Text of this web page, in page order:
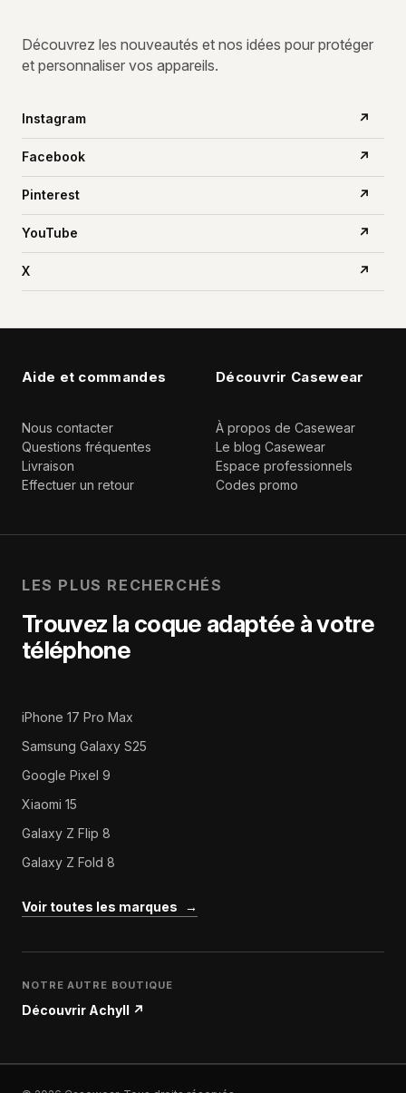
Découvrez les nouveautés et nos idées pour protéger
et personnaliser vos appareils.
Instagram ↗
Facebook ↗
Pinterest ↗
YouTube ↗
X ↗
Aide et commandes
Nous contacter
Questions fréquentes
Livraison
Effectuer un retour
Découvrir Casewear
À propos de Casewear
Le blog Casewear
Espace professionnels
Codes promo
LES PLUS RECHERCHÉS
Trouvez la coque adaptée à votre
téléphone
iPhone 17 Pro Max
Samsung Galaxy S25
Google Pixel 9
Xiaomi 15
Galaxy Z Flip 8
Galaxy Z Fold 8
Voir toutes les marques →
NOTRE AUTRE BOUTIQUE
Découvrir Achyll ↗